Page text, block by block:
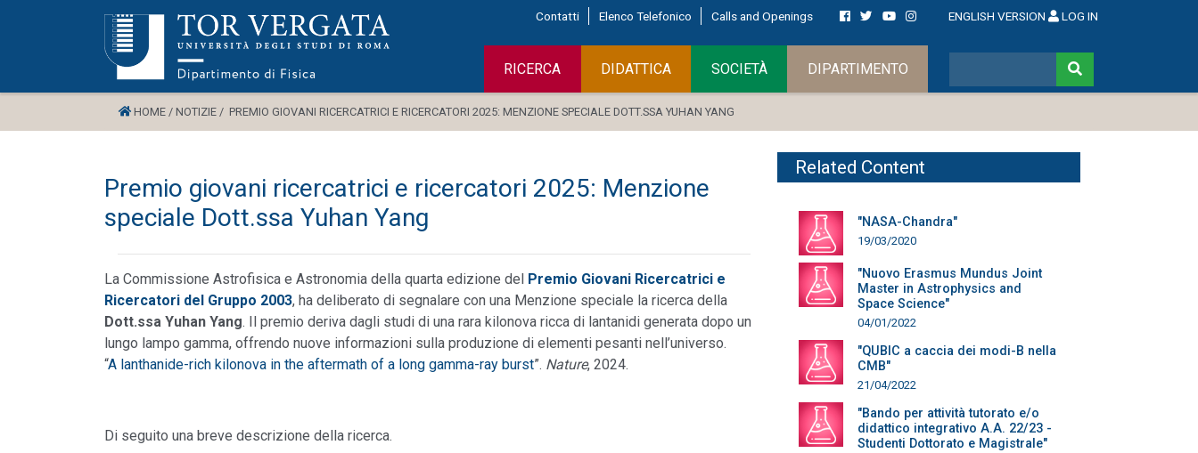
Contatti Elenco Telefonico Calls and Openings ENGLISH VERSION LOG IN
RICERCA DIDATTICA SOCIETÀ DIPARTIMENTO
HOME / NOTIZIE / PREMIO GIOVANI RICERCATRICI E RICERCATORI 2025: MENZIONE SPECIALE DOTT.SSA YUHAN YANG
Premio giovani ricercatrici e ricercatori 2025: Menzione
speciale Dott.ssa Yuhan Yang
La Commissione Astrofisica e Astronomia della quarta edizione del Premio Giovani Ricercatrici e
Ricercatori del Gruppo 2003, ha deliberato di segnalare con una Menzione speciale la ricerca della
Dott.ssa Yuhan Yang. Il premio deriva dagli studi di una rara kilonova ricca di lantanidi generata dopo un
lungo lampo gamma, offrendo nuove informazioni sulla produzione di elementi pesanti nell’universo.
“A lanthanide-rich kilonova in the aftermath of a long gamma-ray burst”. Nature, 2024.
Di seguito una breve descrizione della ricerca.
Related Content
"NASA-Chandra"
19/03/2020
"Nuovo Erasmus Mundus Joint
Master in Astrophysics and
Space Science"
04/01/2022
"QUBIC a caccia dei modi-B nella
CMB"
21/04/2022
"Bando per attività tutorato e/o
didattico integrativo A.A. 22/23 -
Studenti Dottorato e Magistrale"